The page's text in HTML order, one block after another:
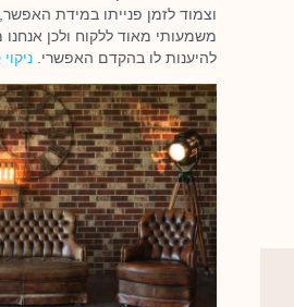
וצמוד לזמן פנייתו במידת
משמעותי מאוד ללקוח ולכן
להיענות לו בהקדם האפשרי.